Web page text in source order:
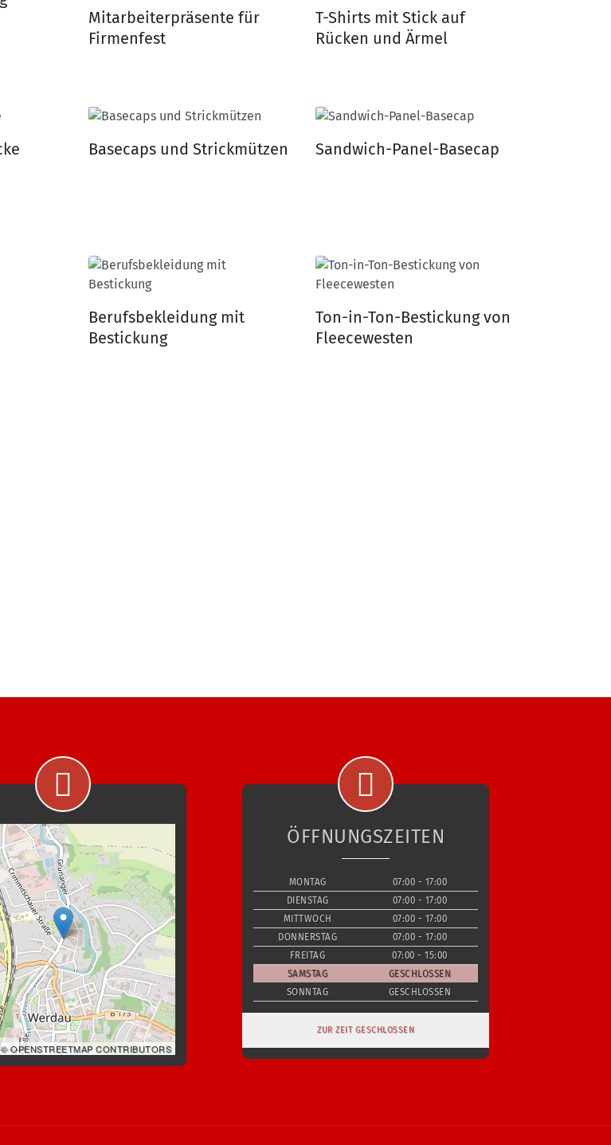
Mitarbeiterpräsente für
Firmenfest
T-Shirts mit Stick auf
Rücken und Ärmel
Basecaps und Strickmützen Sandwich-Panel-Basecap
Berufsbekleidung mit
Bestickung
Ton-in-Ton-Bestickung von
Fleecewesten
© OPENSTREETMAP CONTRIBUTORS
ÖFFNUNGSZEITEN
MONTAG
07:00 - 17:00
DIENSTAG
07:00 - 17:00
MITTWOCH
07:00 - 17:00
DONNERSTAG
07:00 - 17:00
FREITAG
07:00 - 15:00
SAMSTAG
GESCHLOSSEN
SONNTAG
GESCHLOSSEN
ZUR ZEIT GESCHLOSSEN